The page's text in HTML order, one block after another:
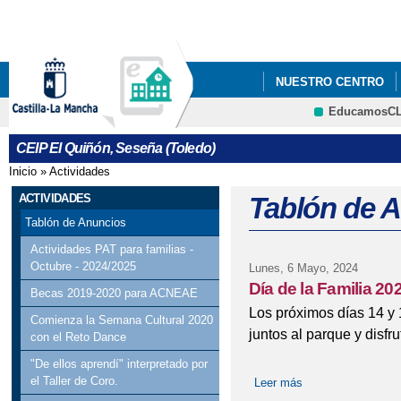
NUESTRO CENTRO
AYUDAS LIBROS DE
BECAS MEFP (EE)
CON NECESIDAD
BAREMO DEFINITIVO
INFANTIL, PRIMARIA Y
CHARLA
CEIP El Quiñón, Seseña (Toledo)
Se encuentra usted aquí
Inicio » Actividades
ACTIVIDADES
Tablón de Anuncios
Actividades PAT para familias -
Octubre - 2024/2025
Becas 2019-2020 para ACNEAE
Comienza la Semana Cultural 2020
con el Reto Dance
"De ellos aprendí" interpretado por
el Taller de Coro.
Tablón de
Lunes, 6 Mayo, 2024
Día de la Familia
Los próximos días 14
juntos al parque y
Leer más